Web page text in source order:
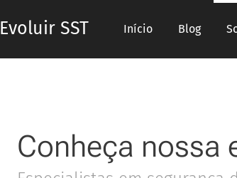
Evoluir SST Início Blog
Conheça nossa